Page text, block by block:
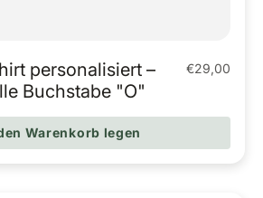
personalisiert –
Buchstabe "O"
€29,00
Warenkorb legen